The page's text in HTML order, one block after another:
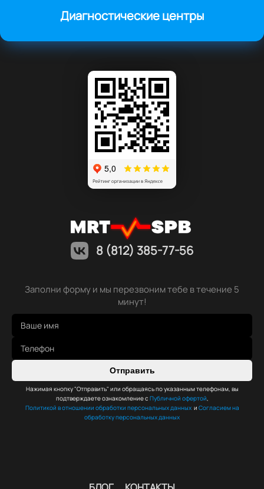
Диагностические центры
8 (812) 385-77-56
Заполни форму и мы перезвоним тебе в течение 5
минут!
Отправить
Нажимая кнопку "Отправить" или обращаясь по указанным телефонам, вы
подтверждаете ознакомление с Публичной офертой,
Политикой в отношении обработки персональных данных и Согласием на
обработку персональных данных